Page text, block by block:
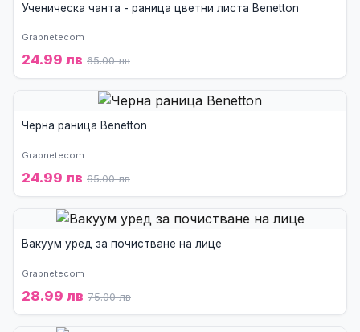
Ученическа чанта - раница цветни листа Benetton
Grabnetecom
24.99 лв 65.00 лв
Черна раница Benetton
Grabnetecom
24.99 лв 65.00 лв
Вакуум уред за почистване на лице
Grabnetecom
28.99 лв 75.00 лв